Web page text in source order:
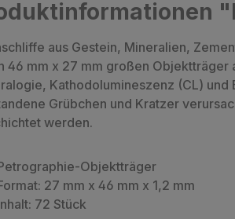
aus Gestein, Mineralien,
46 mm x 27 mm großen Objektträger
Kathodolumineszenz (CL)
Grübchen und Kratzer
werden.
Objektträger
27 mm x 46 mm x 1,2 mm
72 Stück